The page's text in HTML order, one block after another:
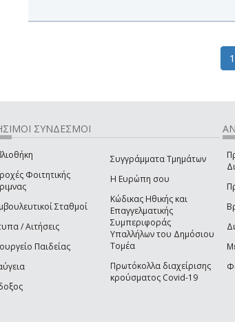
1
ΣΥΝΔΕΣΜΟΙ
Φοιτητικής
Σταθμοί
/ Αιτήσεις
Παιδείας
Συγγράμματα Τμημάτων
Η Ευρώπη σου
Κώδικας Ηθικής και
Επαγγελματικής
Συμπεριφοράς
Υπαλλήλων του Δημόσιου
Τομέα
Πρωτόκολλα διαχείρισης
κρούσματος Covid-19